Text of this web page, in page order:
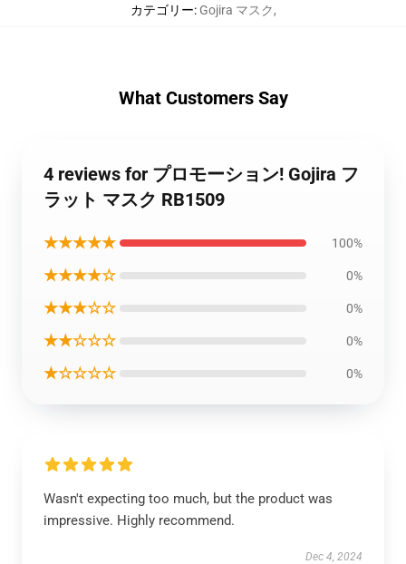
カテゴリー: Gojira マスク,
What Customers Say
4 reviews for プロモーション! Gojira フ
ラット マスク RB1509
★★★★★ 100%
★★★★☆ 0%
★★★☆☆ 0%
★★☆☆☆ 0%
★☆☆☆☆ 0%
Wasn't expecting too much, but the product was
impressive. Highly recommend.
Dec 4, 2024